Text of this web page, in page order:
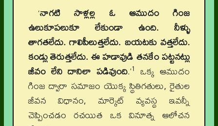
‘నాగటి సాళ్లల్ల ఓ ఆముదం గింజ
ఉలుకూపలుకూ లేకుండా ఉంది. నీళ్ళు
తాగతలేదు. గాలిపీలుత్తలేదు. బయటకు వత్తలేదు.
కండ్లు తెరుత్తలేదు. ఈ హడావుడి తనకేం పట్టనట్లు
జీవం లేని దానిలా పడివుంది.’1 ఒక్క ఆముదం
గింజ ద్వారా సమాజం యొక్క స్థితిగతులు, రైతుల
జీవన విధానం, మార్కెట్‌ వ్యవస్థ ఇవన్నీ
చెప్పించడం రచయిత ఒక వినూత్న ఆలోచన